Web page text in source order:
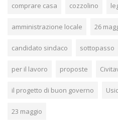
comprare casa cozzolino
amministrazione locale 26
candidato sindaco sottopasso
per il lavoro proposte
il progetto di buon governo
23 maggio